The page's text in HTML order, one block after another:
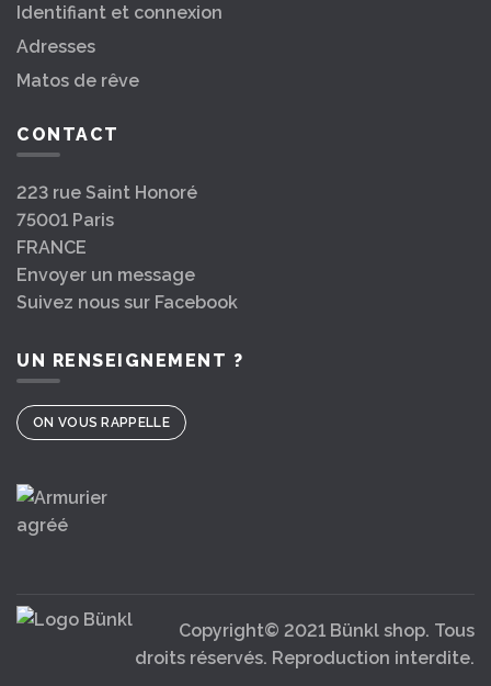
Identifiant et connexion
Adresses
Matos de rêve
CONTACT
223 rue Saint Honoré
75001 Paris
FRANCE
Envoyer un message
Suivez nous sur Facebook
UN RENSEIGNEMENT ?
ON VOUS RAPPELLE
Copyright© 2021 Bünkl shop. Tous
droits réservés. Reproduction interdite.